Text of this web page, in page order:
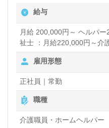
給与
月給 200,000円～ ヘルパ
祉士 ：月給220,000円～介
240,000円～※介護職員処
給あり雇用形態
正社員｜常勤
職種
介護職員・ホームヘルパー